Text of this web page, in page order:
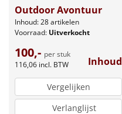
Outdoor Avontuur
Inhoud: 28 artikelen
Voorraad: Uitverkocht
100,- per stuk
116,06 incl. BTW Inhoud
Vergelijken
Verlanglijst